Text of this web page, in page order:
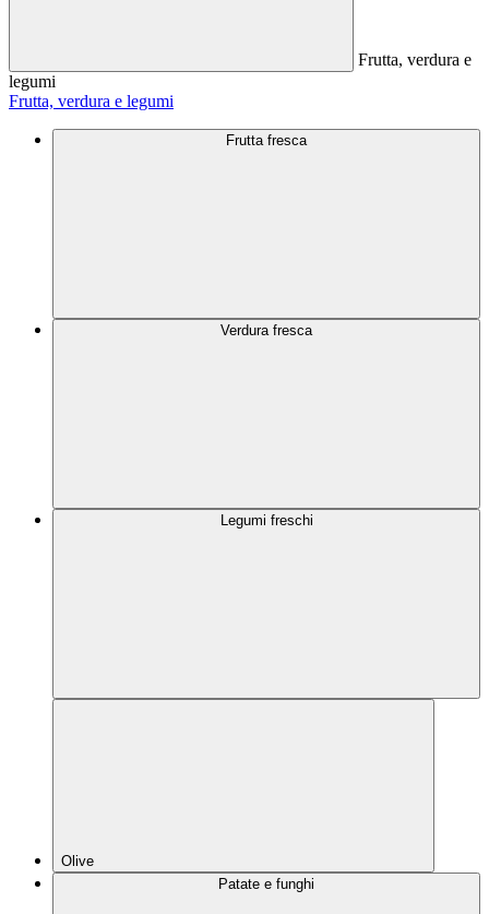
Frutta, verdura e
legumi
Frutta, verdura e legumi
Frutta fresca
Verdura fresca
Legumi freschi
Olive
Patate e funghi